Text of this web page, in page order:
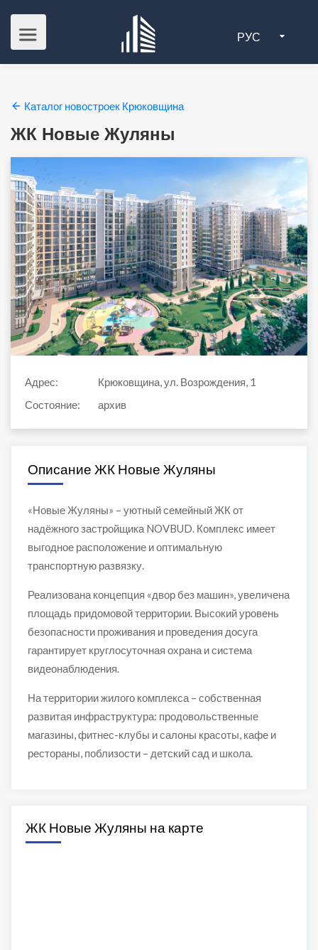
РУС
Каталог новостроек Крюковщина
ЖК Новые Жуляны
Адрес:
Крюковщина, ул. Возрождения, 1
Состояние:
архив
Описание ЖК Новые Жуляны
«Новые Жуляны» – уютный семейный ЖК от
надёжного застройщика NOVBUD. Комплекс имеет
выгодное расположение и оптимальную
транспортную развязку.
Реализована концепция «двор без машин», увеличена
площадь придомовой территории. Высокий уровень
безопасности проживания и проведения досуга
гарантирует круглосуточная охрана и система
видеонаблюдения.
На территории жилого комплекса – собственная
развитая инфраструктура: продовольственные
магазины, фитнес-клубы и салоны красоты, кафе и
рестораны, поблизости – детский сад и школа.
ЖК Новые Жуляны на карте